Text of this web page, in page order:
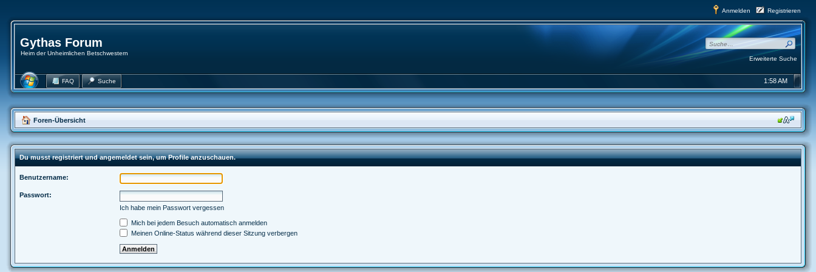
Anmelden Registrieren
Gythas Forum
Heim der Unheimlichen Betschwestern
Erweiterte Suche
FAQ Suche 1:58 AM
Foren-Übersicht
Du musst registriert und angemeldet sein, um Profile anzuschauen.
Benutzername:
Passwort:
Ich habe mein Passwort vergessen
Mich bei jedem Besuch automatisch anmelden
Meinen Online-Status während dieser Sitzung verbergen